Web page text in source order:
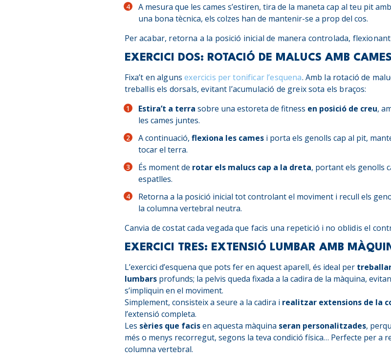
A mesura que les cames s’estiren, tira de la maneta cap al teu pit
una bona tècnica, els colzes han de mantenir-se a prop del cos.
Per acabar, retorna a la posició inicial de manera controlada,
EXERCICI DOS: ROTACIÓ DE MALUCS AMB
Fixa’t en algunsexercicis per tonificar l’esquena. Amb la rotació de
treballis els dorsals, evitant l’acumulació de greix sota els braços:
Estira’t a terra sobre una estoreta de fitness en posició de creu,
les cames juntes.
A continuació, flexiona les camesi porta els genolls cap al pit,
tocar el terra.
És moment de rotar els malucs cap a la dreta, portant els genolls
espatlles.
Retorna a la posició inicial tot controlant el moviment i recull els
la columna vertebral neutra.
Canvia de costat cada vegada que facis una repetició i no oblidis el
EXERCICI TRES: EXTENSIÓ LUMBAR AMB
L’exercici d’esquena que pots fer en aquest aparell, és ideal per
lumbarsprofunds; la pelvis queda fixada a la cadira de la màquina,
s’impliquin en el moviment.
Simplement, consisteix a seure a la cadira i realitzar extensions de la
l’extensió completa.
Les sèries que facisen aquesta màquina seran personalitzades,
més o menys recorregut, segons la teva condició física… Perfecte per a
columna vertebral.